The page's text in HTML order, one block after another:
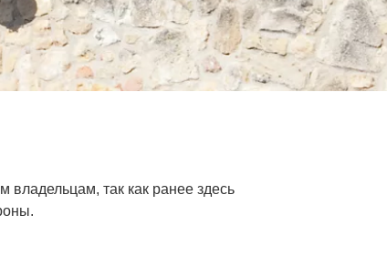
так как ранее здесь